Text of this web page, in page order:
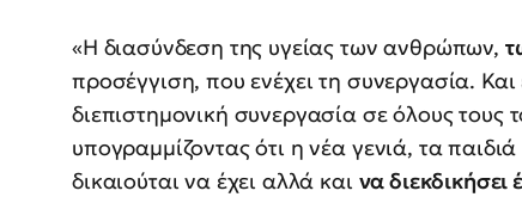
«Η διασύνδεση της υγείας των ανθρώπων,
προσέγγιση, που ενέχει τη συνεργασία.
διεπιστημονική συνεργασία σε όλους τους
υπογραμμίζοντας ότι η νέα γενιά, τα
δικαιούται να έχει αλλά και να διεκδικήσει